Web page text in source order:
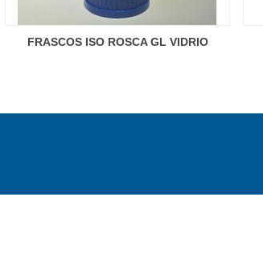
FRASCOS ISO ROSCA GL VIDRIO